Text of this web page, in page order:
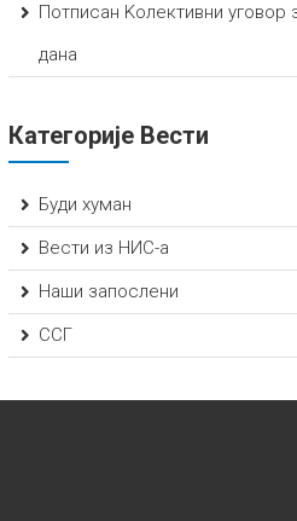
Потписан Kолективни
дана
Категорије Вести
Буди хуман
Вести из НИС-а
Наши запослени
ССГ